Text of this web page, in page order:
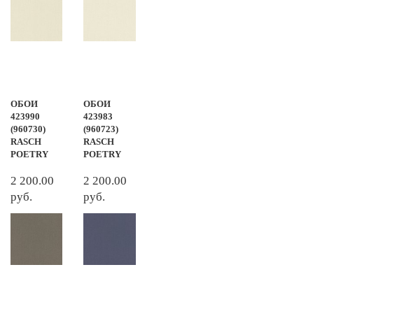
ОБОИ
423990
(960730)
RASCH
POETRY
2 200.00
руб.
ОБОИ
423983
(960723)
RASCH
POETRY
2 200.00
руб.